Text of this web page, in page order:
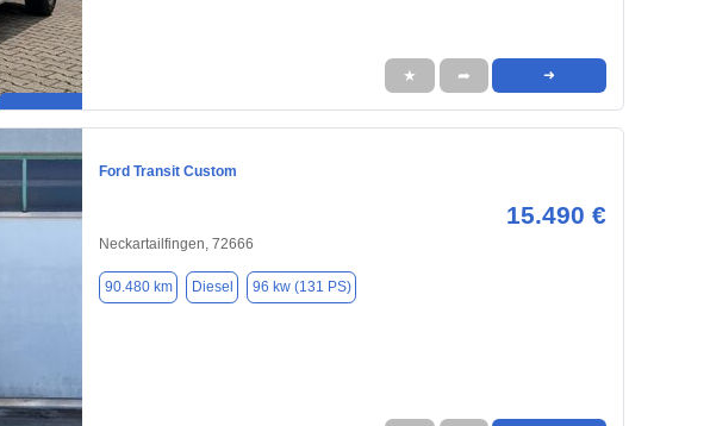
★ ➦ ➜
Ford Transit Custom
15.490 €
Neckartailfingen, 72666
90.480 km Diesel 96 kw (131 PS)